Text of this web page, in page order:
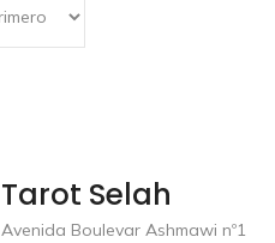
Tarot Selah
Avenida Boulevar Ashmawi nº1